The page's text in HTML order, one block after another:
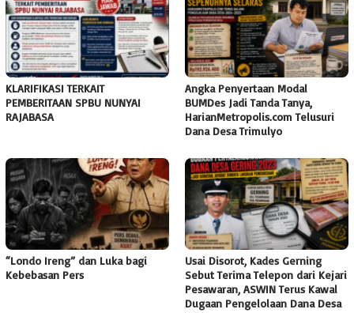
KLARIFIKASI TERKAIT
PEMBERITAAN SPBU NUNYAI
RAJABASA
Angka Penyertaan Modal
BUMDes Jadi Tanda Tanya,
HarianMetropolis.com Telusuri
Dana Desa Trimulyo
“Londo Ireng” dan Luka bagi
Kebebasan Pers
Usai Disorot, Kades Gerning
Sebut Terima Telepon dari Kejari
Pesawaran, ASWIN Terus Kawal
Dugaan Pengelolaan Dana Desa